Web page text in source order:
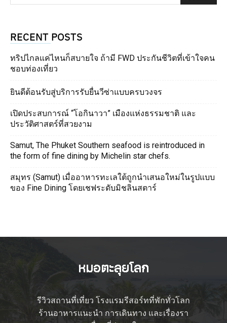
RECENT POSTS
ทริปไกลแค่ไหนก็สบายใจ ถ้ามี FWD ประกันชีวิตที่เข้าใจคน
ชอบท่องเที่ยว
ยินดีต้อนรับสู่บริการรับยื่นวีซ่าแบบครบวงจร
เปิดประสบการณ์ “โอกินาวา” เมืองแห่งธรรมชาติ และ
ประวัติศาสตร์ที่สวยงาม
Samut, The Phuket Southern seafood is reintroduced in
the form of fine dining by Michelin star chefs.
สมุทร (Samut) เมื่ออาหารทะเลใต้ถูกนำเสนอใหม่ในรูปแบบ
ของ Fine Dining โดยเชฟระดับมิชลินสตาร์
รีวิวสถานที่เที่ยว โรงแรมรีสอร์ทที่พักทั่วโลก
ร้านอาหารแนะนำ การเดินทาง และเรื่องรา